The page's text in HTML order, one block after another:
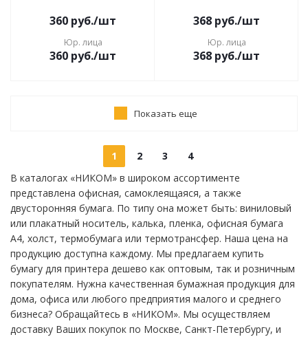
360 руб./шт
Юр. лица
360 руб./шт
368 руб./шт
Юр. лица
368 руб./шт
Показать еще
1 2 3
4
В каталогах «НИКОМ» в широком ассортименте
представлена офисная, самоклеящаяся, а также
двусторонняя бумага. По типу она может быть: виниловый
или плакатный носитель, калька, пленка, офисная бумага
А4, холст, термобумага или термотрансфер. Наша цена на
продукцию доступна каждому. Мы предлагаем купить
бумагу для принтера дешево как оптовым, так и розничным
покупателям. Нужна качественная бумажная продукция для
дома, офиса или любого предприятия малого и среднего
бизнеса? Обращайтесь в «НИКОМ». Мы осуществляем
доставку Ваших покупок по Москве, Санкт-Петербургу, и